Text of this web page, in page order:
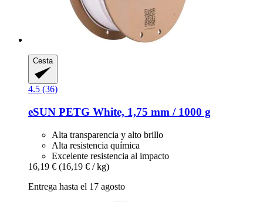
Cesta
4.5 (36)
eSUN PETG White, 1,75 mm / 1000 g
Alta transparencia y alto brillo
Alta resistencia química
Excelente resistencia al impacto
16,19 € (16,19 € / kg)
Entrega hasta el 17 agosto